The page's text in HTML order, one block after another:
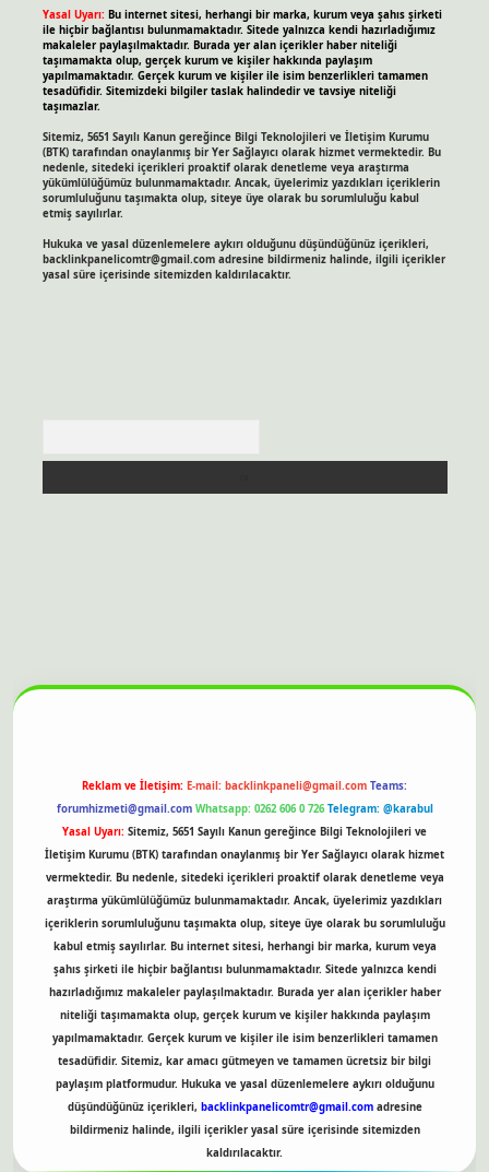
Yasal Uyarı: Bu internet sitesi, herhangi bir marka, kurum veya şahıs şirketi
ile hiçbir bağlantısı bulunmamaktadır. Sitede yalnızca kendi hazırladığımız
makaleler paylaşılmaktadır. Burada yer alan içerikler haber niteliği
taşımamakta olup, gerçek kurum ve kişiler hakkında paylaşım
yapılmamaktadır. Gerçek kurum ve kişiler ile isim benzerlikleri tamamen
tesadüfidir. Sitemizdeki bilgiler taslak halindedir ve tavsiye niteliği
taşımazlar.
Sitemiz, 5651 Sayılı Kanun gereğince Bilgi Teknolojileri ve İletişim Kurumu
(BTK) tarafından onaylanmış bir Yer Sağlayıcı olarak hizmet vermektedir. Bu
nedenle, sitedeki içerikleri proaktif olarak denetleme veya araştırma
yükümlülüğümüz bulunmamaktadır. Ancak, üyelerimiz yazdıkları içeriklerin
sorumluluğunu taşımakta olup, siteye üye olarak bu sorumluluğu kabul
etmiş sayılırlar.
Hukuka ve yasal düzenlemelere aykırı olduğunu düşündüğünüz içerikleri,
backlinkpanelicomtr@gmail.comadresine bildirmeniz halinde, ilgili içerikler
yasal süre içerisinde sitemizden kaldırılacaktır.
Reklam ve İletişim: E-mail: backlinkpaneli@gmail.com Teams:
forumhizmeti@gmail.com Whatsapp: 0262 606 0 726 Telegram: @karabul
Yasal Uyarı: Sitemiz, 5651 Sayılı Kanun gereğince Bilgi Teknolojileri ve
İletişim Kurumu (BTK) tarafından onaylanmış bir Yer Sağlayıcı olarak hizmet
vermektedir. Bu nedenle, sitedeki içerikleri proaktif olarak denetleme veya
araştırma yükümlülüğümüz bulunmamaktadır. Ancak, üyelerimiz yazdıkları
içeriklerin sorumluluğunu taşımakta olup, siteye üye olarak bu sorumluluğu
kabul etmiş sayılırlar. Bu internet sitesi, herhangi bir marka, kurum veya
şahıs şirketi ile hiçbir bağlantısı bulunmamaktadır. Sitede yalnızca kendi
hazırladığımız makaleler paylaşılmaktadır. Burada yer alan içerikler haber
niteliği taşımamakta olup, gerçek kurum ve kişiler hakkında paylaşım
yapılmamaktadır. Gerçek kurum ve kişiler ile isim benzerlikleri tamamen
tesadüfidir. Sitemiz, kar amacı gütmeyen ve tamamen ücretsiz bir bilgi
paylaşım platformudur. Hukuka ve yasal düzenlemelere aykırı olduğunu
düşündüğünüz içerikleri, backlinkpanelicomtr@gmail.comadresine
bildirmeniz halinde, ilgili içerikler yasal süre içerisinde sitemizden
kaldırılacaktır.